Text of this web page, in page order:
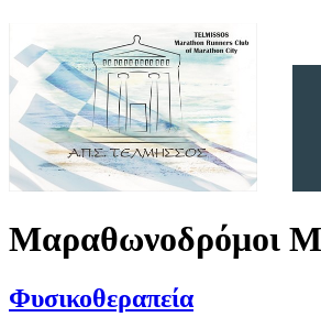
Μαραθωνοδρόμοι
Φυσικοθεραπεία